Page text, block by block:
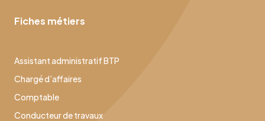
Fiches métiers
Assistant administratif BTP
Chargé d’affaires
Comptable
Conducteur de travaux